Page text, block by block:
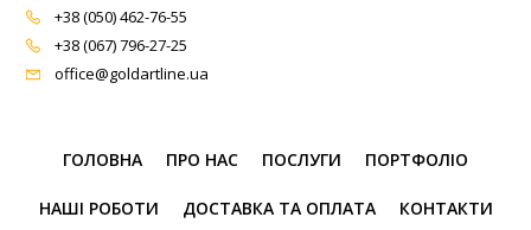
+38 (050) 462-76-55
+38 (067) 796-27-25
office@goldartline.ua
ГОЛОВНА ПРО НАС ПОСЛУГИ ПОРТФОЛІО
НАШІ РОБОТИ ДОСТАВКА ТА ОПЛАТА КОНТАКТИ